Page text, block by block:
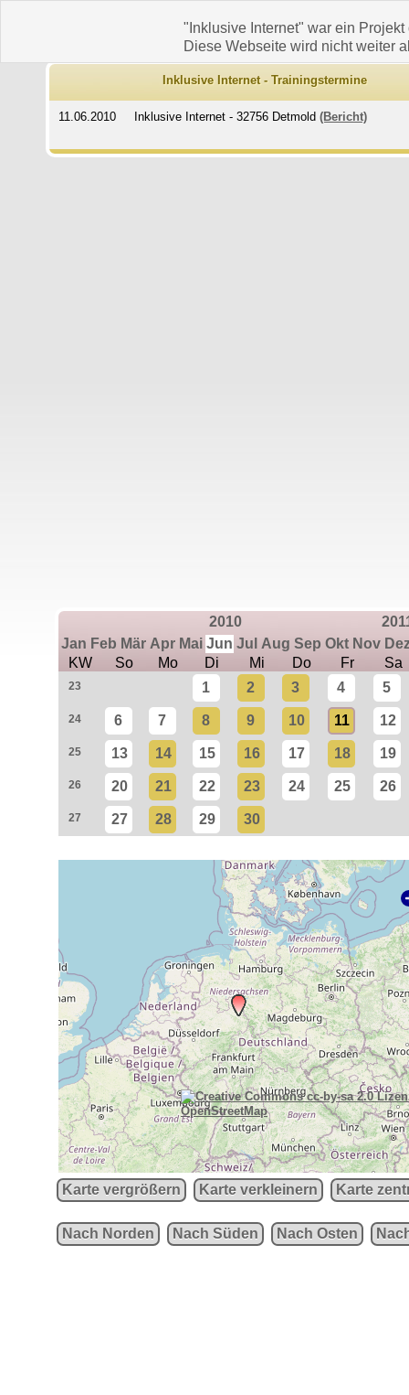
"Inklusive Internet" war ein
Diese Webseite wird nicht weiter
Inklusive Internet - Trainingstermine
11.06.2010 Inklusive Internet - 32756 Detmold (Bericht)
2010
Jan Feb Mär Apr Mai Jun Jul Aug Sep Okt Nov
KW
So Mo Di Mi Do Fr Sa
23 1 2 3 4 5
24 6 7 8 9 10 11 12
25 13 14 15 16 17 18 19
26 20 21 22 23 24 25 26
27 27 28 29 30
OpenStreetMap